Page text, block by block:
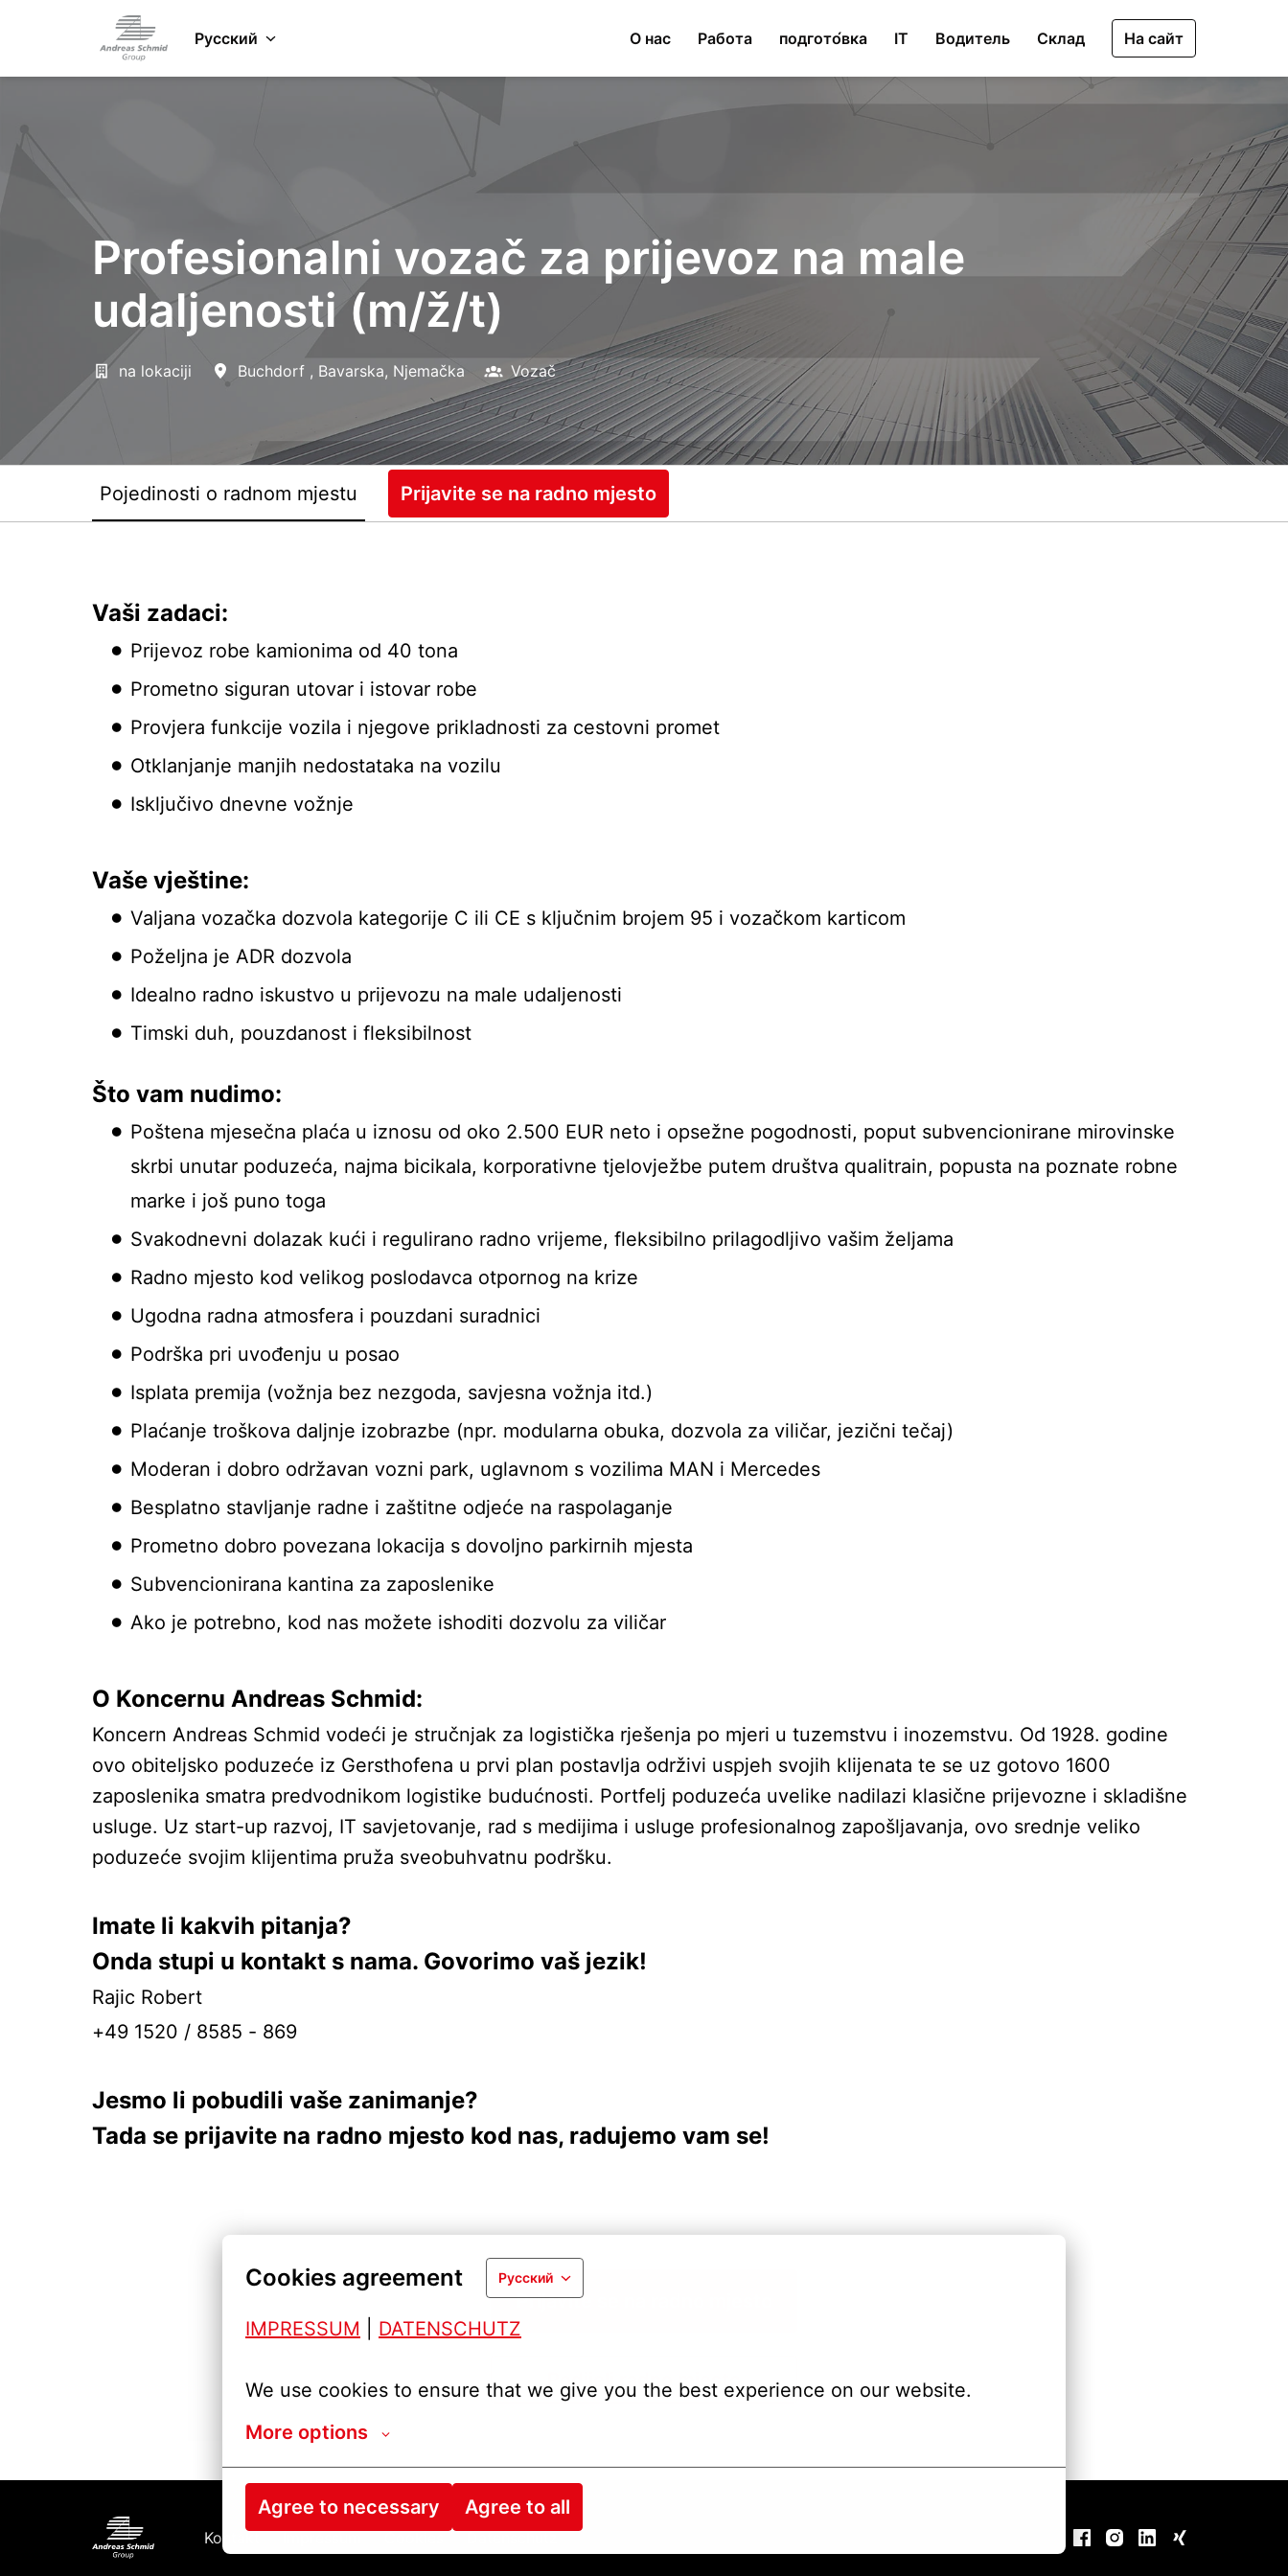
Cookies agreement Русский
IMPRESSUM DATENSCHUTZ
We use cookies to ensure that we give you the best experience on our website.
More options
Agree to necessary Agree to all
Startseite
Русский О нас Работа подгото́вка IT Водитель Склад На сайт
Profesionalni vozač za prijevoz na male
udaljenosti (m/ž/t)
na lokaciji Buchdorf , Bavarska, Njemačka Vozač
Pojedinosti o radnom mjestu Prijavite se na radno mjesto
Vaši zadaci:
Prijevoz robe kamionima od 40 tona
Prometno siguran utovar i istovar robe
Provjera funkcije vozila i njegove prikladnosti za cestovni promet
Otklanjanje manjih nedostataka na vozilu
Isključivo dnevne vožnje
Vaše vještine:
Valjana vozačka dozvola kategorije C ili CE s ključnim brojem 95 i vozačkom karticom
Poželjna je ADR dozvola
Idealno radno iskustvo u prijevozu na male udaljenosti
Timski duh, pouzdanost i fleksibilnost
Što vam nudimo:
Poštena mjesečna plaća u iznosu od oko 2.500 EUR neto i opsežne pogodnosti, poput subvencionirane mirovinske
skrbi unutar poduzeća, najma bicikala, korporativne tjelovježbe putem društva qualitrain, popusta na poznate robne
marke i još puno toga
Svakodnevni dolazak kući i regulirano radno vrijeme, fleksibilno prilagodljivo vašim željama
Radno mjesto kod velikog poslodavca otpornog na krize
Ugodna radna atmosfera i pouzdani suradnici
Podrška pri uvođenju u posao
Isplata premija (vožnja bez nezgoda, savjesna vožnja itd.)
Plaćanje troškova daljnje izobrazbe (npr. modularna obuka, dozvola za viličar, jezični tečaj)
Moderan i dobro održavan vozni park, uglavnom s vozilima MAN i Mercedes
Besplatno stavljanje radne i zaštitne odjeće na raspolaganje
Prometno dobro povezana lokacija s dovoljno parkirnih mjesta
Subvencionirana kantina za zaposlenike
Ako je potrebno, kod nas možete ishoditi dozvolu za viličar
O Koncernu Andreas Schmid:
Koncern Andreas Schmid vodeći je stručnjak za logistička rješenja po mjeri u tuzemstvu i inozemstvu. Od 1928. godine
ovo obiteljsko poduzeće iz Gersthofena u prvi plan postavlja održivi uspjeh svojih klijenata te se uz gotovo 1600
zaposlenika smatra predvodnikom logistike budućnosti. Portfelj poduzeća uvelike nadilazi klasične prijevozne i skladišne
usluge. Uz start-up razvoj, IT savjetovanje, rad s medijima i usluge profesionalnog zapošljavanja, ovo srednje veliko
poduzeće svojim klijentima pruža sveobuhvatnu podršku.
Imate li kakvih pitanja?
Onda stupi u kontakt s nama. Govorimo vaš jezik!
Rajic Robert
+49 1520 / 8585 - 869
Jesmo li pobudili vaše zanimanje?
Tada se prijavite na radno mjesto kod nas, radujemo vam se!
Prijavite se na radno mjesto
Podijeli radno mjesto
Startseite
Kontakt Impressum Cookies Datenschutz